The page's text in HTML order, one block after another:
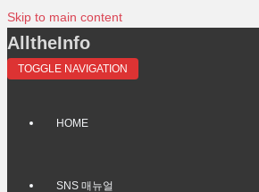
Skip to main content
AlltheInfo
TOGGLE NAVIGATION
HOME
SNS 매뉴얼